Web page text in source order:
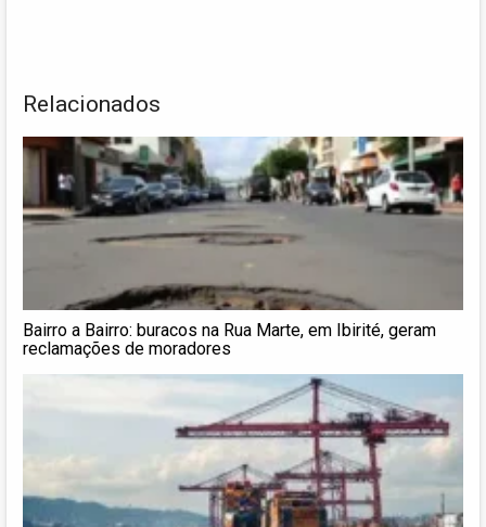
Relacionados
Bairro a Bairro: buracos na Rua Marte, em Ibirité, geram
reclamações de moradores